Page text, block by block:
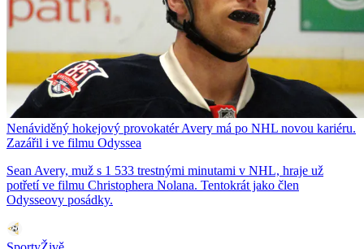
Nenáviděný hokejový provokatér Avery má po NHL novou kariéru.
Zazářil i ve filmu Odyssea
Sean Avery, muž s 1 533 trestnými minutami v NHL, hraje už
potřetí ve filmu Christophera Nolana. Tentokrát jako člen
Odysseovy posádky.